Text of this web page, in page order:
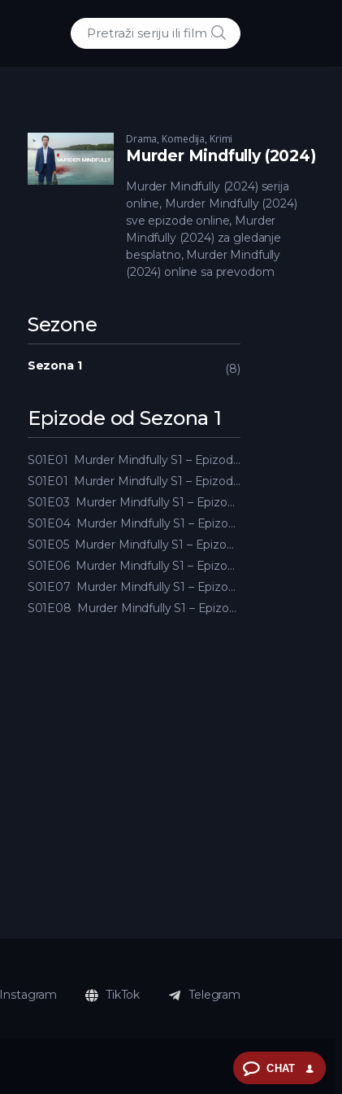
Traži:
POTRAZI
Drama, Komedija, Krimi
Murder Mindfully (2024)
Murder Mindfully (2024) serija
online, Murder Mindfully (2024)
sve epizode online, Murder
Mindfully (2024) za gledanje
besplatno, Murder Mindfully
(2024) online sa prevodom
Sezone
Sezona 1 8
Epizode od Sezona 1
S01E01
Murder Mindfully S1 – Epizoda 01
S01E01
Murder Mindfully S1 – Epizoda 02
S01E03
Murder Mindfully S1 – Epizoda 03
S01E04
Murder Mindfully S1 – Epizoda 04
S01E05
Murder Mindfully S1 – Epizoda 05
S01E06
Murder Mindfully S1 – Epizoda 06
S01E07
Murder Mindfully S1 – Epizoda 07
S01E08
Murder Mindfully S1 – Epizoda 08
Instagram TikTok Telegram
CHAT